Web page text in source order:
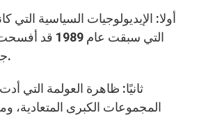
أولا: الإيديولوجيات السياسية التي
التي سبقت عام
جديدة ذات طابع تقني.
المجموعات الكبرى المتعادية،